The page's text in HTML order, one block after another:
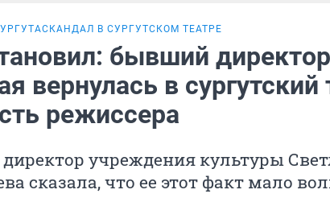
СКАНДАЛ В СУРГУТСКОМ ТЕАТРЕ
бывший
вернулась в сургутский
режиссера
учреждения культуры
сказала, что ее этот факт мало